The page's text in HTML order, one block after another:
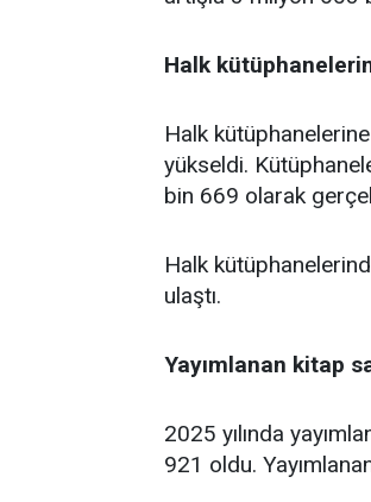
Halk
Halk
yükseldi.
bin 669 olarak
Halk
ulaştı.
Yayımlanan kitap
2025 yılında
921 oldu.